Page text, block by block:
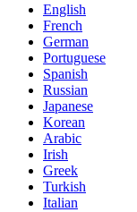
English
French
German
Portuguese
Spanish
Russian
Japanese
Korean
Arabic
Irish
Greek
Turkish
Italian